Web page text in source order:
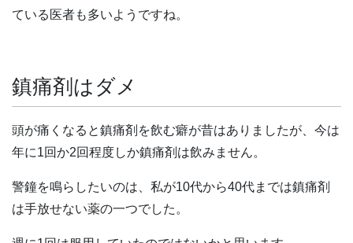
ている医者も多いようですね。
鎮痛剤はダメ
頭が痛くなると鎮痛剤を飲む癖が昔はありましたが、今は
年に1回か2回程度しか鎮痛剤は飲みません。
警鐘を鳴らしたいのは、私が10代から40代までは鎮痛剤
は手放せない薬の一つでした。